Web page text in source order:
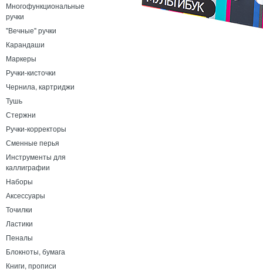
Многофункциональные
ручки
"Вечные" ручки
Карандаши
Маркеры
Ручки-кисточки
Чернила, картриджи
Тушь
Стержни
Ручки-корректоры
Сменные перья
Инструменты для
каллиграфии
Наборы
Аксессуары
Точилки
Ластики
Пеналы
Блокноты, бумага
Книги, прописи